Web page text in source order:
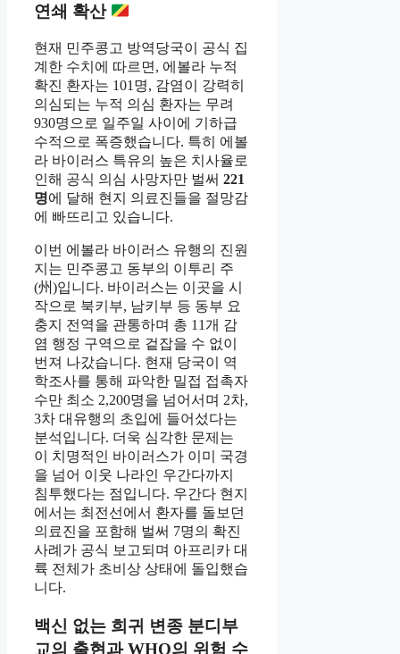
연쇄 확산
현재 민주콩고 방역당국이 공식 집
계한 수치에 따르면, 에볼라 누적
확진 환자는 101명, 감염이 강력히
의심되는 누적 의심 환자는 무려
930명으로 일주일 사이에 기하급
수적으로 폭증했습니다. 특히 에볼
라 바이러스 특유의 높은 치사율로
인해 공식 의심 사망자만 벌써 221
명에 달해 현지 의료진들을 절망감
에 빠뜨리고 있습니다.
이번 에볼라 바이러스 유행의 진원
지는 민주콩고 동부의 이투리 주
(州)입니다. 바이러스는 이곳을 시
작으로 북키부, 남키부 등 동부 요
충지 전역을 관통하며 총 11개 감
염 행정 구역으로 겉잡을 수 없이
번져 나갔습니다. 현재 당국이 역
학조사를 통해 파악한 밀접 접촉자
수만 최소 2,200명을 넘어서며 2차,
3차 대유행의 초입에 들어섰다는
분석입니다. 더욱 심각한 문제는
이 치명적인 바이러스가 이미 국경
을 넘어 이웃 나라인 우간다까지
침투했다는 점입니다. 우간다 현지
에서는 최전선에서 환자를 돌보던
의료진을 포함해 벌써 7명의 확진
사례가 공식 보고되며 아프리카 대
륙 전체가 초비상 상태에 돌입했습
니다.
백신 없는 희귀 변종 분디부
교의 출현과 WHO의 위험 수